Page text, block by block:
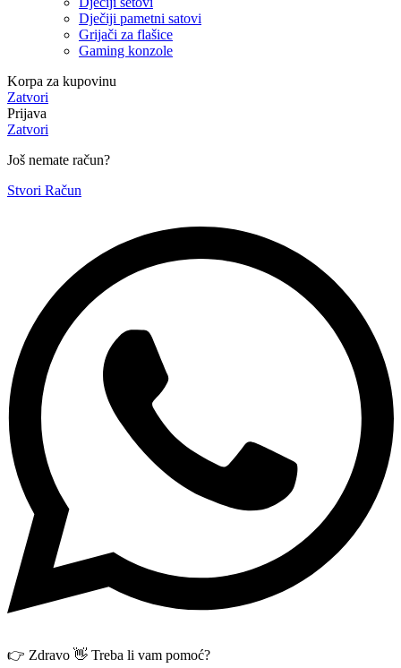
Dječiji pametni satovi
Grijači za flašice
Gaming konzole
Korpa za kupovinu
Zatvori
Prijava
Zatvori
Još nemate račun?
Stvori Račun
👉 Zdravo 👋 Treba li vam pomoć?